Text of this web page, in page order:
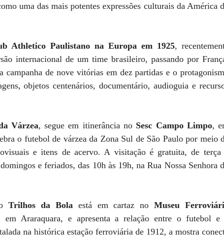
uma das mais potentes expressões culturais da América
Athletico Paulistano na Europa em 1925,
internacional de um time brasileiro, passando por
campanha de nove vitórias em dez partidas e o
objetos centenários, documentário, audioguia e
Várzea, segue em itinerância no Sesc Campo Limpo,
o futebol de várzea da Zona Sul de São Paulo por meio
e itens de acervo. A visitação é gratuita, de terça
e feriados, das 10h às 19h, na Rua Nossa Senhora
Trilhos da Bola está em cartaz no Museu
em Araraquara, e apresenta a relação entre o futebol e
na histórica estação ferroviária de 1912, a mostra